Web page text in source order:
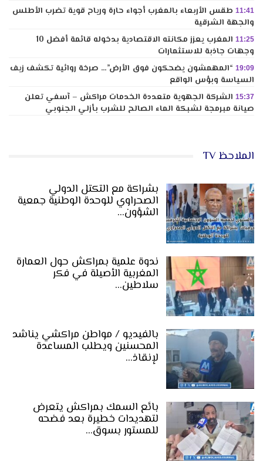
11:41 طقس الأربعاء بالمغرب أجواء حارة ورياح قوية تضرب الأطلس
والجهة الشرقية
11:25
المغرب يعزز مكانته الاقتصادية بدخوله قائمة أفضل 10
وجهات جاذبة للاستثمارات
19:09 “المهمشون يضحكون فوق الأرض”… صرخة روائية تكشف زيف
السياسة وبؤس الواقع
15:37 الشركة الجهوية متعددة الخدمات مراكش – آسفي تعلن
صيانة مبرمجة لشبكة الماء الصالح للشرب بأزلي الجنوبي
الملاحظ TV
بشراكة مع التكتل الدولي
الصحراوي للوحدة الوطنية جمعية
الشؤون…
ندوة علمية بمراكش حول العمارة
المغربية الأصيلة في فكر
سلاطين…
بالفيديو / مواطن مراكشي يناشد
المحسنين ويطلب المساعدة
لإنقاذ…
بائع السمك بمراكش يتعرض
لتهديدات خطيرة بعد فضحه
للمستور بسوق…